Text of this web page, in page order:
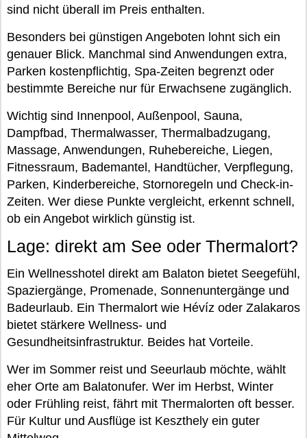
sind nicht überall im Preis enthalten.
Besonders bei günstigen Angeboten lohnt sich ein
genauer Blick. Manchmal sind Anwendungen extra,
Parken kostenpflichtig, Spa-Zeiten begrenzt oder
bestimmte Bereiche nur für Erwachsene zugänglich.
Wichtig sind Innenpool, Außenpool, Sauna,
Dampfbad, Thermalwasser, Thermalbadzugang,
Massage, Anwendungen, Ruhebereiche, Liegen,
Fitnessraum, Bademantel, Handtücher, Verpflegung,
Parken, Kinderbereiche, Stornoregeln und Check-in-
Zeiten. Wer diese Punkte vergleicht, erkennt schnell,
ob ein Angebot wirklich günstig ist.
Lage: direkt am See oder Thermalort?
Ein Wellnesshotel direkt am Balaton bietet Seegefühl,
Spaziergänge, Promenade, Sonnenuntergänge und
Badeurlaub. Ein Thermalort wie Hévíz oder Zalakaros
bietet stärkere Wellness- und
Gesundheitsinfrastruktur. Beides hat Vorteile.
Wer im Sommer reist und Seeurlaub möchte, wählt
eher Orte am Balatonufer. Wer im Herbst, Winter
oder Frühling reist, fährt mit Thermalorten oft besser.
Für Kultur und Ausflüge ist Keszthely ein guter